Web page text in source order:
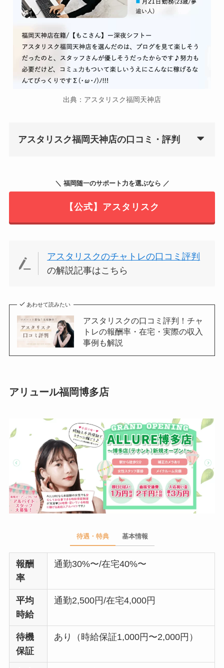
出典：アスタリスク福岡天神店
アスタリスク福岡天神店の口コミ・評判
＼ 福岡随一のサポート力を選ぶなら ／
【公式】アスタリスク
アスタリスクのチャトレの口コミ評判
の解説記事はこちら
あわせて読みたい
アスタリスクの口コミ評判！チャ
トレの報酬率・在宅・実際の収入
事例も解説
アリュール福岡博多店
待遇・特典 基本情報
報酬
率
通勤30%〜/在宅40%〜
平均
時給
通勤2,500円/在宅4,000円
待機
保証
あり（時給保証1,000円〜2,000円）